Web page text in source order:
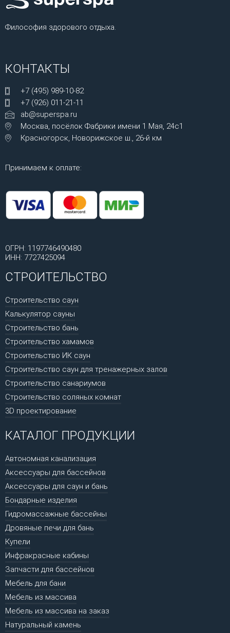
Философия здорового отдыха.
КОНТАКТЫ
+7 (495) 989-10-82
+7 (926) 011-21-11
ab@superspa.ru
Москва, посёлок Фабрики имени 1 Мая, 24с1
Красногорск, Новорижское ш., 26-й км
Принимаем к оплате:
ОГРН: 1197746490480
ИНН: 7727425094
СТРОИТЕЛЬСТВО
Строительство саун
Калькулятор сауны
Строительство бань
Строительство хамамов
Строительство ИК саун
Строительство саун для тренажерных залов
Строительство санариумов
Строительство соляных комнат
3D проектирование
КАТАЛОГ ПРОДУКЦИИ
Автономная канализация
Аксессуары для бассейнов
Аксессуары для саун и бань
Бондарные изделия
Гидромассажные бассейны
Дровяные печи для бань
Купели
Инфракрасные кабины
Запчасти для бассейнов
Мебель для бани
Мебель из массива
Мебель из массива на заказ
Натуральный камень